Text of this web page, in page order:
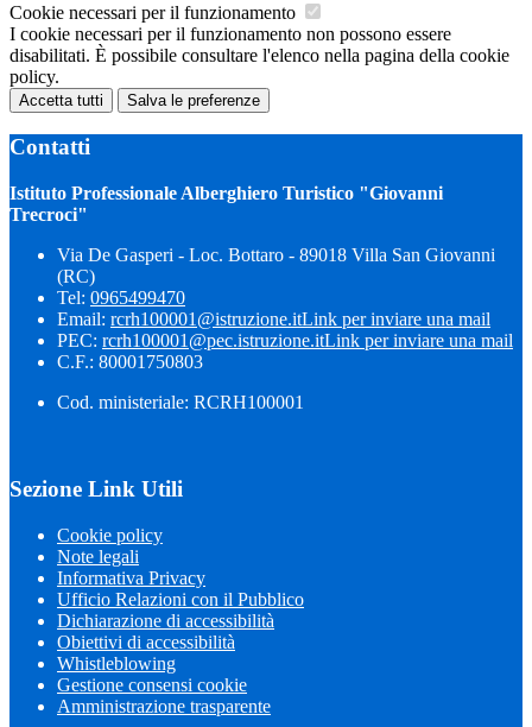
Cookie necessari per il funzionamento
I cookie necessari per il funzionamento non possono essere
disabilitati. È possibile consultare l'elenco nella pagina della cookie
policy.
Accetta tutti Salva le preferenze
Contatti
Istituto Professionale Alberghiero Turistico "Giovanni
Trecroci"
Via De Gasperi - Loc. Bottaro - 89018 Villa San Giovanni
(RC)
Tel: 0965499470
Email: rcrh100001@istruzione.itLink per inviare una mail
PEC: rcrh100001@pec.istruzione.itLink per inviare una mail
C.F.: 80001750803
Cod. ministeriale: RCRH100001
Sezione Link Utili
Cookie policy
Note legali
Informativa Privacy
Ufficio Relazioni con il Pubblico
Dichiarazione di accessibilità
Obiettivi di accessibilità
Whistleblowing
Gestione consensi cookie
Amministrazione trasparente